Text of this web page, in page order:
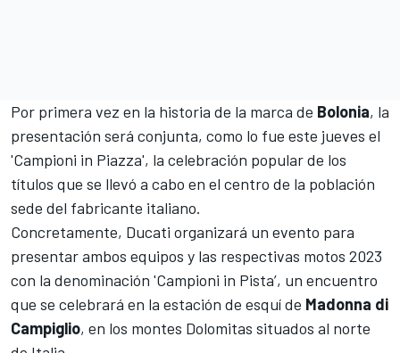
Por primera vez en la historia de la marca de Bolonia, la
presentación será conjunta, como lo fue este jueves el
'Campioni in Piazza', la celebración popular de los
títulos que se llevó a cabo en el centro de la población
sede del fabricante italiano.
Concretamente, Ducati organizará un evento para
presentar ambos equipos y las respectivas motos 2023
con la denominación 'Campioni in Pista’, un encuentro
que se celebrará en la estación de esquí de Madonna di
Campiglio, en los montes Dolomitas situados al norte